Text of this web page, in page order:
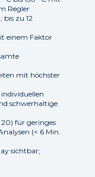
Regler
bis zu 12
einem Faktor
mit höchster
schwerhaltige
für geringes
(< 6 Min.
sichtbar;